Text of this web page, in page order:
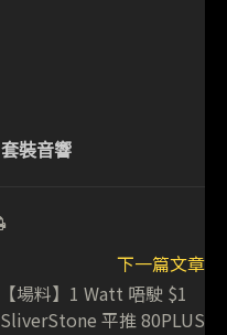
套裝音響
下一篇文章
【場料】1 Watt 唔駛 $1
SliverStone 平推 80PLUS